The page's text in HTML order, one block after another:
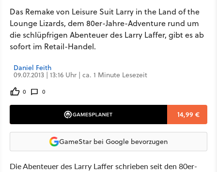
Das Remake von Leisure Suit Larry in the Land of the
Lounge Lizards, dem 80er-Jahre-Adventure rund um
die schlüpfrigen Abenteuer des Larry Laffer, gibt es ab
sofort im Retail-Handel.
Daniel Feith
09.07.2013 | 13:16 Uhr | ca. 1 Minute Lesezeit
0 0
14,99 €
GameStar bei Google bevorzugen
Die Abenteuer des Larry Laffer schrieben seit den 80er-